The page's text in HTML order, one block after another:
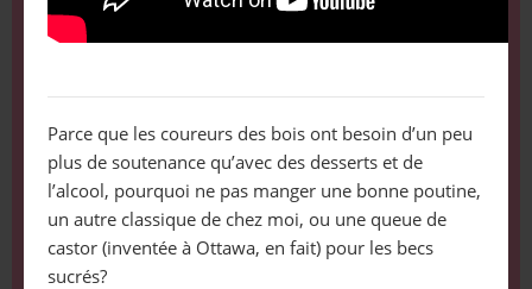
Parce que les coureurs des bois ont besoin d’un peu
plus de soutenance qu’avec des desserts et de
l’alcool, pourquoi ne pas manger une bonne poutine,
un autre classique de chez moi, ou une queue de
castor (inventée à Ottawa, en fait) pour les becs
sucrés?